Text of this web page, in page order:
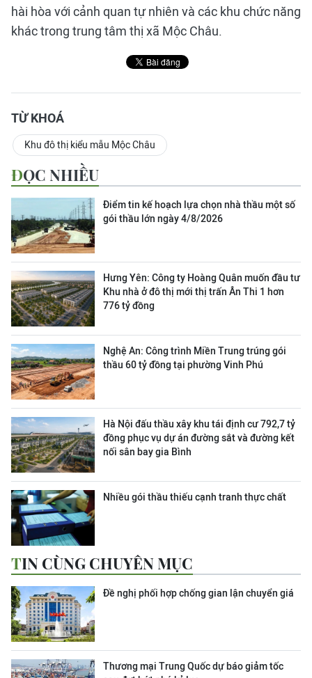
hài hòa với cảnh quan tự nhiên và các khu chức năng
khác trong trung tâm thị xã Mộc Châu.
TỪ KHOÁ
Khu đô thị kiểu mẫu Mộc Châu
ĐỌC NHIỀU
Điểm tin kế hoạch lựa chọn nhà thầu một số
gói thầu lớn ngày 4/8/2026
Hưng Yên: Công ty Hoàng Quân muốn đầu tư
Khu nhà ở đô thị mới thị trấn Ân Thi 1 hơn
776 tỷ đồng
Nghệ An: Công trình Miền Trung trúng gói
thầu 60 tỷ đồng tại phường Vinh Phú
Hà Nội đấu thầu xây khu tái định cư 792,7 tỷ
đồng phục vụ dự án đường sắt và đường kết
nối sân bay gia Bình
Nhiều gói thầu thiếu cạnh tranh thực chất
TIN CÙNG CHUYÊN MỤC
Đề nghị phối hợp chống gian lận chuyển giá
Thương mại Trung Quốc dự báo giảm tốc